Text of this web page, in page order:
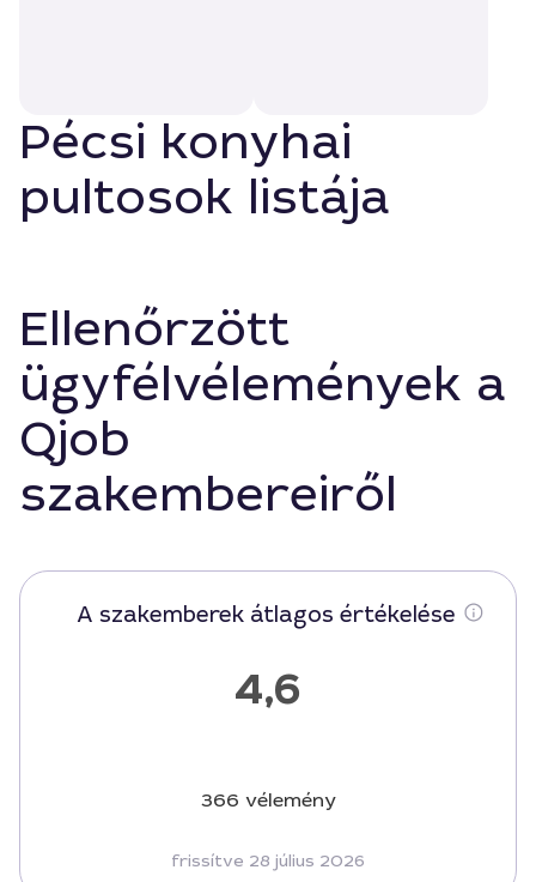
Pécsi konyhai
pultosok listája
Ellenőrzött
ügyfélvélemények a
Qjob
szakembereiről
A szakemberek átlagos értékelése
4,6
366 vélemény
frissítve 28 július 2026